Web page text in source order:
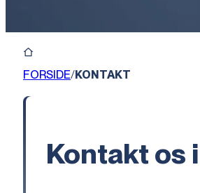
FORSIDE/KONTAKT
Kontakt os